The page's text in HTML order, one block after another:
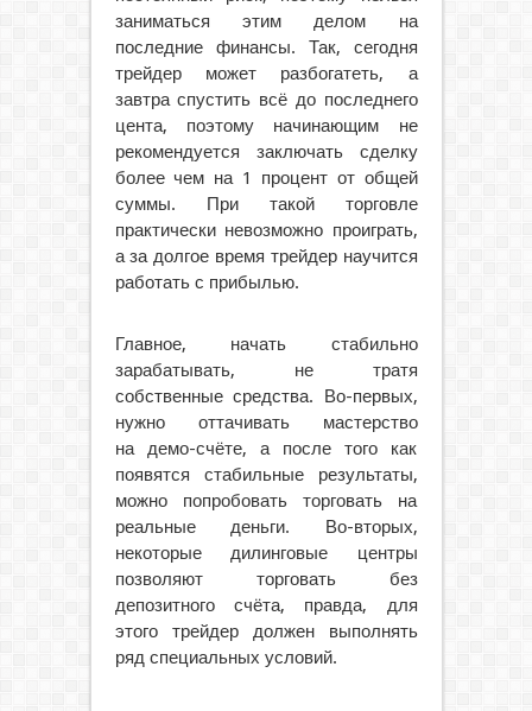
заниматься этим делом на
последние финансы. Так, сегодня
трейдер может разбогатеть, а
завтра спустить всё до последнего
цента, поэтому начинающим не
рекомендуется заключать сделку
более чем на 1 процент от общей
суммы. При такой торговле
практически невозможно проиграть,
а за долгое время трейдер научится
работать с прибылью.
Главное, начать стабильно
зарабатывать, не тратя
собственные средства. Во-первых,
нужно оттачивать мастерство
на демо-счёте, а после того как
появятся стабильные результаты,
можно попробовать торговать на
реальные деньги. Во-вторых,
некоторые дилинговые центры
позволяют торговать без
депозитного счёта, правда, для
этого трейдер должен выполнять
ряд специальных условий.